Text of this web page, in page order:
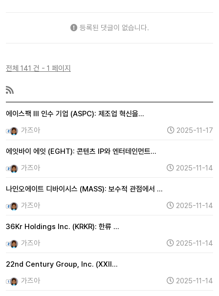
등록된 댓글이 없습니다.
전체 141 건 - 1 페이지
에이스팩 III 인수 기업 (ASPC): 제조업 혁신을…
가즈아
2025-11-17
에잇바이 에잇 (EGHT): 콘텐츠 IP와 엔터테인먼트…
가즈아
2025-11-14
나인오에이트 디바이시스 (MASS): 보수적 관점에서 …
가즈아
2025-11-14
36Kr Holdings Inc. (KRKR): 한류 …
가즈아
2025-11-14
22nd Century Group, Inc. (XXII…
가즈아
2025-11-14